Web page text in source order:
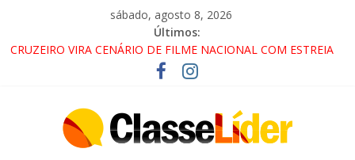
sábado, agosto 8, 2026
Últimos:
CRUZEIRO VIRA CENÁRIO DE FILME NACIONAL COM ESTREIA
PROMOTOR DO GAECO
ACESSO À APARECIDA NA DUTRA SERÁ BLOQUEADO NO FIM